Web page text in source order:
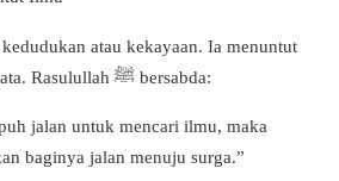
atau kekayaan. Ia menuntut
Rasulullah ﷺ bersabda:
jalan untuk mencari ilmu, maka
baginya jalan menuju surga.”